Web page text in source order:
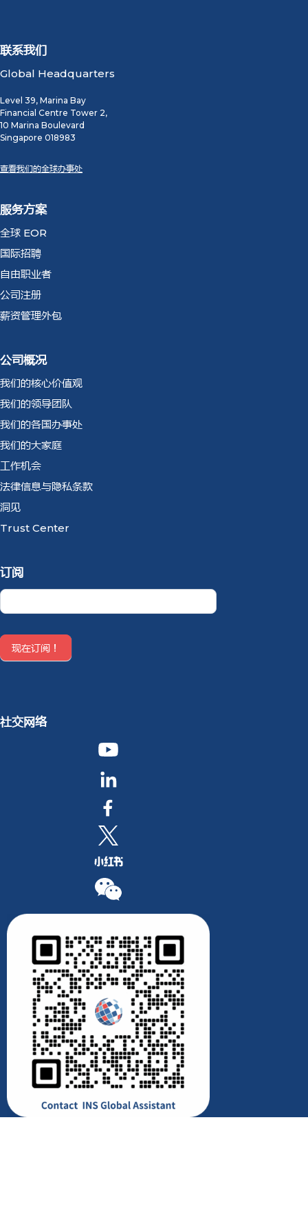
联系我们
Global Headquarters
Level 39, Marina Bay
Financial Centre Tower 2,
10 Marina Boulevard
Singapore 018983
查看我们的全球办事处
服务方案
全球 EOR
国际招聘
自由职业者
公司注册
薪资管理外包
公司概况
我们的核心价值观
我们的领导团队
我们的各国办事处
我们的大家庭
工作机会
法律信息与隐私条款
洞见
Trust Center
订阅
Newsletter
CN
现在订阅！
社交网络